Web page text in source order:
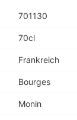
701130
70cl
Frankreich
Bourges
Monin